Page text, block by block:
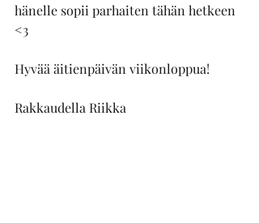
hänelle sopii parhaiten tähän hetkeen
<3
Hyvää äitienpäivän viikonloppua!
Rakkaudella Riikka